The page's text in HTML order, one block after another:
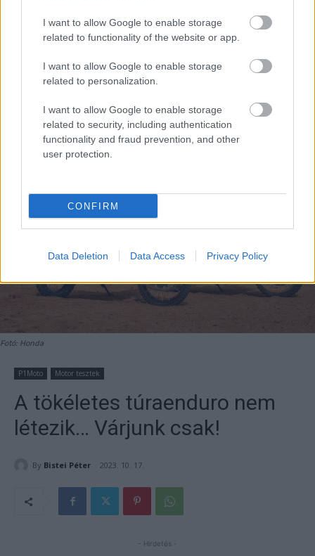
I want to allow Google to enable storage
related to functionality of the website or app.
I want to allow Google to enable storage
related to personalization.
I want to allow Google to enable storage
related to security, including authentication
functionality and fraud prevention, and other
user protection.
CONFIRM
Data Deletion Data Access Privacy Policy